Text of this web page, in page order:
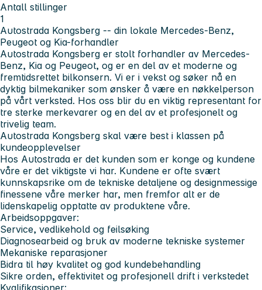
Antall stillinger
1
Autostrada Kongsberg -- din lokale Mercedes-Benz,
Peugeot og Kia-forhandler
Autostrada Kongsberg er stolt forhandler av Mercedes-
Benz, Kia og Peugeot, og er en del av et moderne og
fremtidsrettet bilkonsern. Vi er i vekst og søker nå en
dyktig bilmekaniker som ønsker å være en nøkkelperson
på vårt verksted. Hos oss blir du en viktig representant for
tre sterke merkevarer og en del av et profesjonelt og
trivelig team.
Autostrada Kongsberg skal være best i klassen på
kundeopplevelser
Hos Autostrada er det kunden som er konge og kundene
våre er det viktigste vi har. Kundene er ofte svært
kunnskapsrike om de tekniske detaljene og designmessige
finessene våre merker har, men fremfor alt er de
lidenskapelig opptatte av produktene våre.
Arbeidsoppgaver:
Service, vedlikehold og feilsøking
Diagnosearbeid og bruk av moderne tekniske systemer
Mekaniske reparasjoner
Bidra til høy kvalitet og god kundebehandling
Sikre orden, effektivitet og profesjonell drift i verkstedet
Kvalifikasjoner: